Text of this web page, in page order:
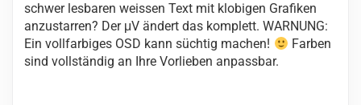
schwer lesbaren weissen Text mit klobigen Grafiken
anzustarren? Der μV ändert das komplett. WARNUNG:
Ein vollfarbiges OSD kann süchtig machen!
Farben
sind vollständig an Ihre Vorlieben anpassbar.